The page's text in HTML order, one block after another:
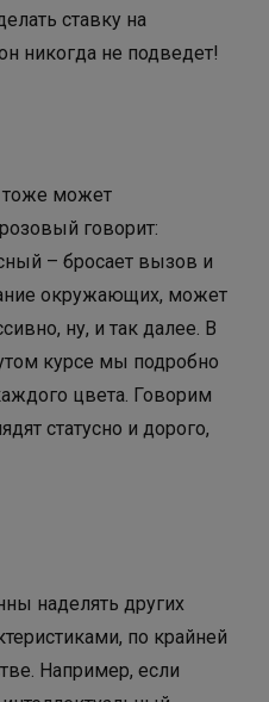
ставку на
никогда не подведет!
может
говорит:
– бросает вызов и
окружающих, может
ну, и так далее. В
курсе мы подробно
цвета. Говорим
статусно и дорого,
наделять других
по крайней
Например, если